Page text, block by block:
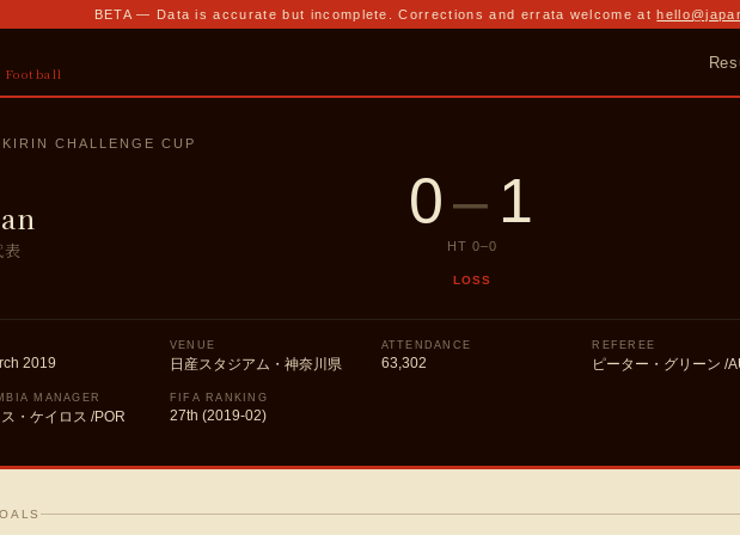
BETA — Data is accurate but incomplete. Corrections and errata welcome at
Football
CHALLENGE CUP
表
0– 1
HT 0–0
LOSS
2019
VENUE
日産スタジアム・神奈川県
ATTENDANCE
63,302
REFEREE
ピーター・グリーン /
MANAGER
・ケイロス /POR
FIFA RANKING
27th (2019-02)